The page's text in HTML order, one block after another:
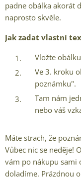
padne obálka akorát
naprosto skvěle.
Jak zadat vlastní
Vložte
Ve 3. kroku
poznámku".
Tam nám
nebo váš
Máte strach, že
Vůbec nic se neděje!
vám po nákupu sami
doladíme. Prázdnou